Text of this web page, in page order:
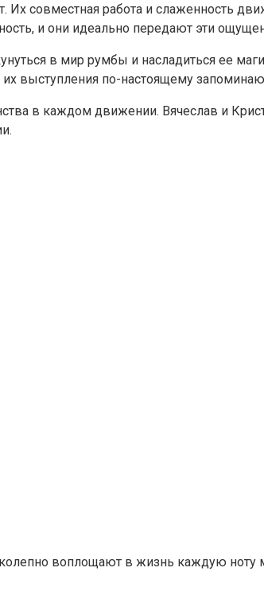
совместная работа и слаженность
и они идеально передают эти
в мир румбы и насладиться ее
их выступления по-настоящему
в каждом движении. Вячеслав и
воплощают в жизнь каждую ноту